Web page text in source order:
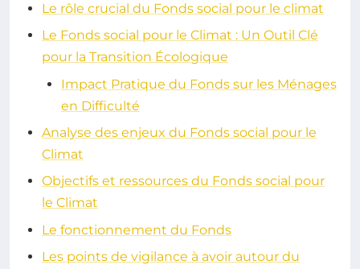
Le rôle crucial du Fonds social pour le climat
Le Fonds social pour le Climat : Un Outil Clé
pour la Transition Écologique
Impact Pratique du Fonds sur les Ménages
en Difficulté
Analyse des enjeux du Fonds social pour le
Climat
Objectifs et ressources du Fonds social pour
le Climat
Le fonctionnement du Fonds
Les points de vigilance à avoir autour du